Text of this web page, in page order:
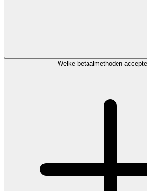
Welke betaalmethoden